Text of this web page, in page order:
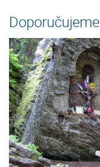
Doporučujeme